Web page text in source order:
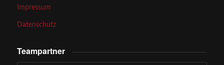
Impressum
Datenschutz
Teampartner